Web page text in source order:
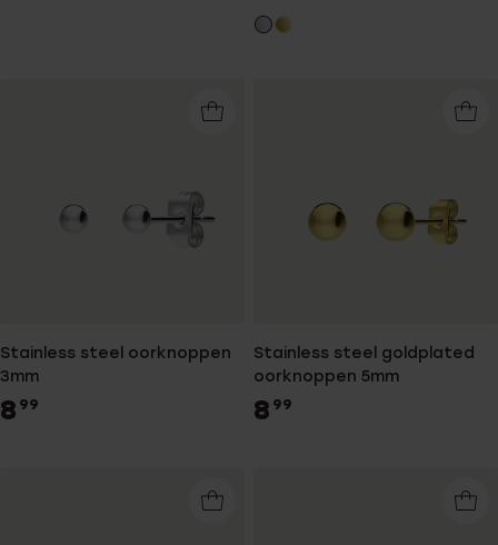
Stainless steel oorknoppen
3mm
8 99
Stainless steel goldplated
oorknoppen 5mm
8 99